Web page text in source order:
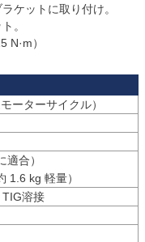
ケットに取り付け。
。
N·m）
合）
1.6 kg 軽量）
TIG溶接